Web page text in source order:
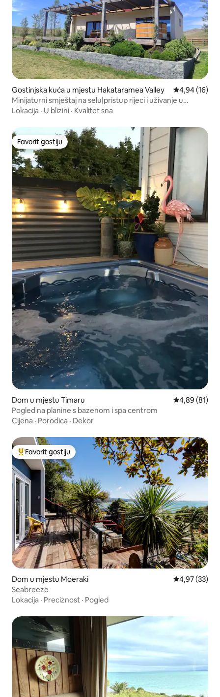
Gostinjska kuća u mjestu Hakataramea Valley Prosječna
4,94 (16)
Minijaturni smještaj na selu|pristup rijeci i uživanje u
noćnom nebu
Lokacija · U blizini · Kvalitet sna
Favorit gostiju
Favorit gostiju
Dom u mjestu Timaru Prosječna
4,89 (81)
Pogled na planine s bazenom i spa centrom
Cijena · Porodica · Dekor
Glavni favorit gostiju
Favorit gostiju
Dom u mjestu Moeraki Prosječna
4,97 (33)
Seabreeze
Lokacija · Preciznost · Pogled